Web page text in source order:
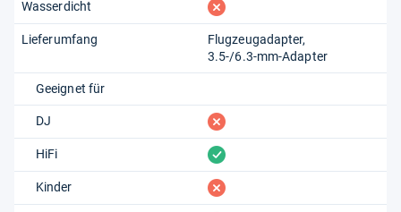
Wasserdicht fehlt
Lieferumfang
Flugzeugadapter
3.5-/6.3-mm-Adapter
Geeignet für
DJ fehlt
HiFi vorhanden
Kinder fehlt